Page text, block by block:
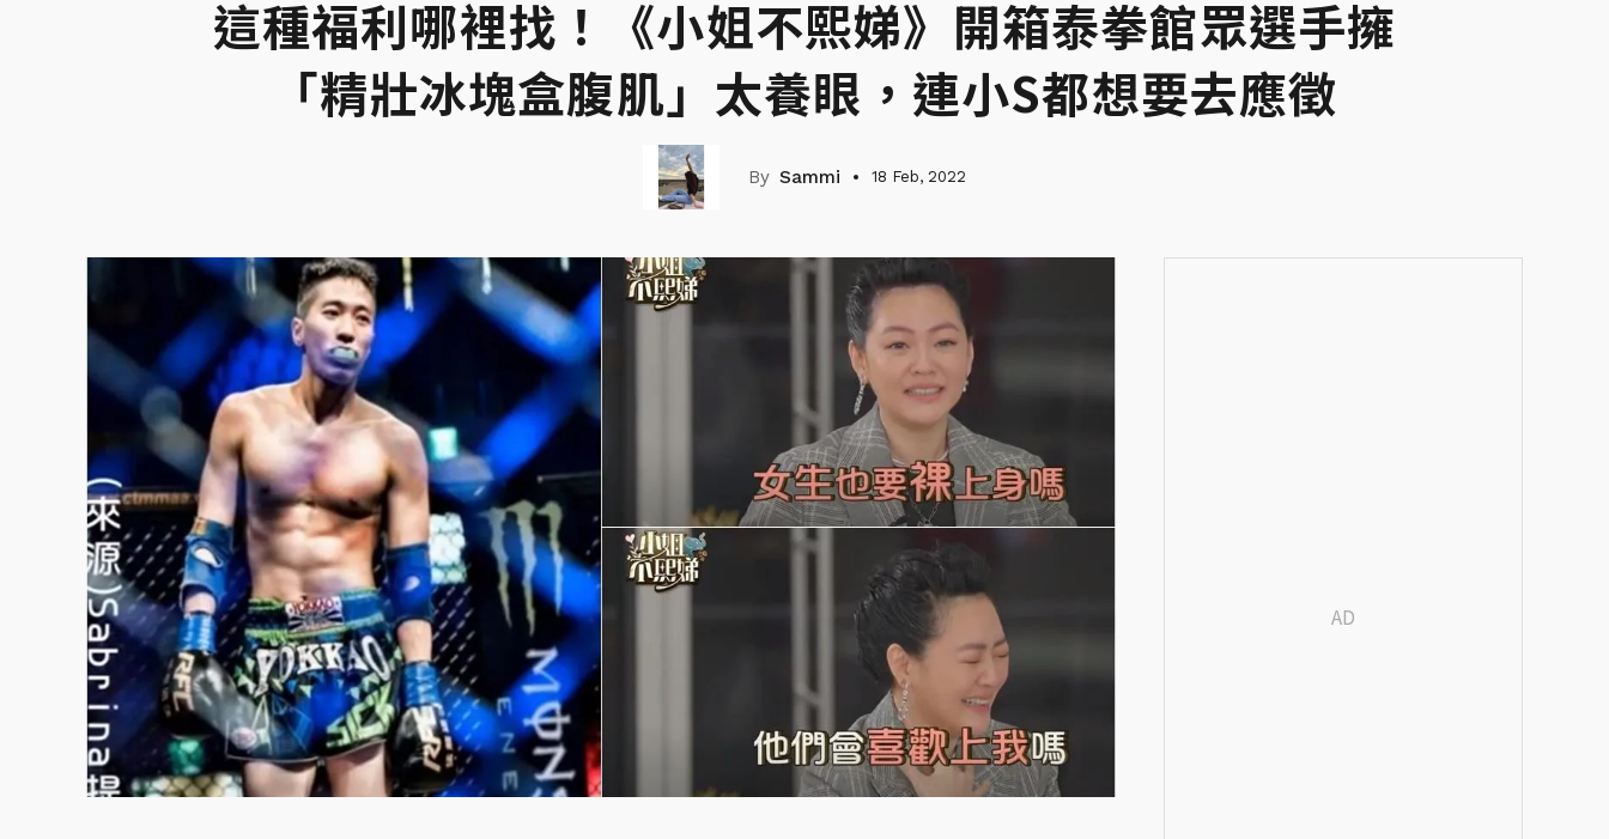
這種福利哪裡找！《小姐不熙娣》開箱泰拳館眾選手擁
「精壯冰塊盒腹肌」太養眼，連小S都想要去應徵
Sammi 18 Feb, 2022